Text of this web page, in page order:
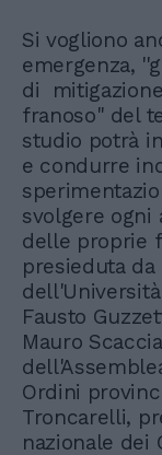
Si vogliono
emergenza,
di
franoso'' del
studio potrà
e condurre
svolgere ogni
delle proprie
presieduta
Fausto
Mauro
Ordini
Troncarelli,
nazionale dei